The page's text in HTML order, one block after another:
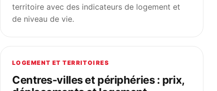
territoire avec des indicateurs de logement et
de niveau de vie.
LOGEMENT ET TERRITOIRES
Centres-villes et périphéries : prix,